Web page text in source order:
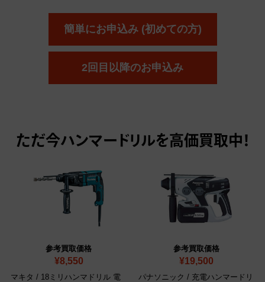
簡単にお申込み (初めての方)
2回目以降のお申込み
ただ今ハンマードリルを高価買取中！
参考買取価格
¥8,550
マキタ / 18ミリハンマドリル 電
参考買取価格
¥19,500
パナソニック / 充電ハンマードリ